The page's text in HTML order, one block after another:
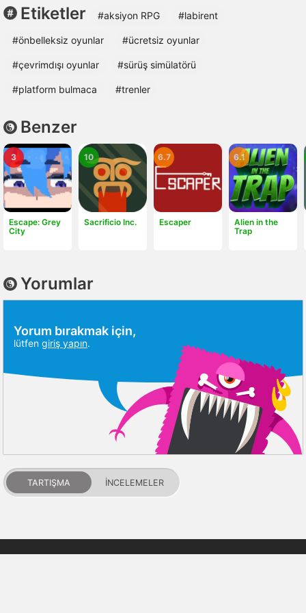
Etiketler #aksiyon RPG #labirent
#önbelleksiz oyunlar #ücretsiz oyunlar
#çevrimdışı oyunlar #sürüş simülatörü
#platform bulmaca #trenler
Benzer
Escape: Grey
City
3
Sacrificio Inc.
10
Escaper
6.7
Alien in the
Trap
6.1
Yorumlar
Yorum bırakmak için,
lütfen giriş yapın.
TARTIŞMA İNCELEMELER